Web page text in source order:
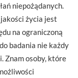
niepożądanych.
życia jest
na ograniczoną
badania nie każdy
Znam osoby, które